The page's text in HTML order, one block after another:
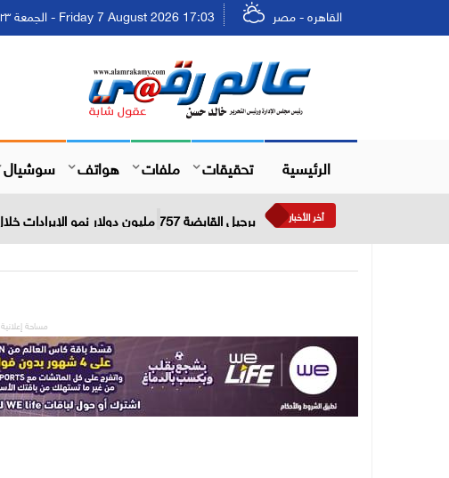
القاهره - مصر Friday 7 August 2026 17:03 - الجمعة ٢٣ صفر ١٤٤٨
الرئيسية تحقيقات ملفات هواتف سوشيال
أخر الأخبار برجيل القابضة 757 مليون دولار نمو الإيرادات خلال النصف الأول من عام 2026
مساحة إعلانية